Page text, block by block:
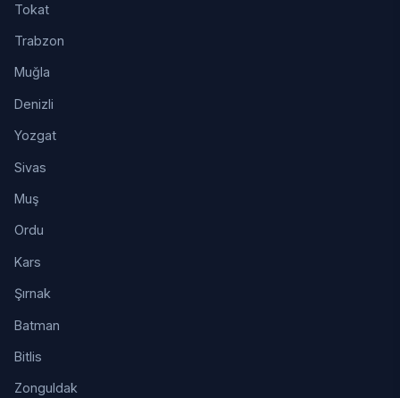
Tokat
Trabzon
Muğla
Denizli
Yozgat
Sivas
Muş
Ordu
Kars
Şırnak
Batman
Bitlis
Zonguldak